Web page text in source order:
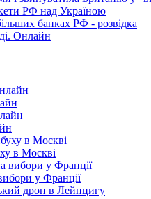
РФ над Україною
банках РФ - розвідка
Онлайн
в Москві
у Франції